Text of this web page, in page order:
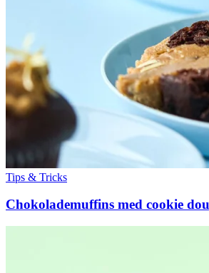
Tips & Tricks
Chokolademuffins med cookie